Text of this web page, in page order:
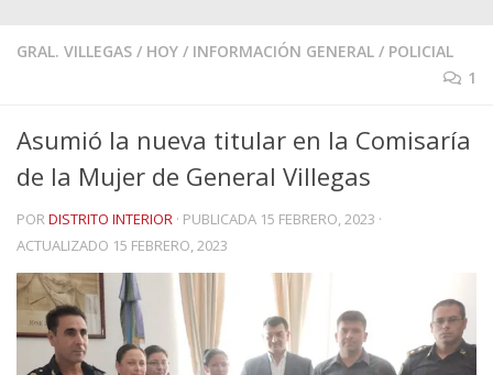
GRAL. VILLEGAS / HOY / INFORMACIÓN GENERAL / POLICIAL
1
Asumió la nueva titular en la Comisaría
de la Mujer de General Villegas
PORDISTRITO INTERIOR · PUBLICADA 15 FEBRERO, 2023 ·
ACTUALIZADO 15 FEBRERO, 2023